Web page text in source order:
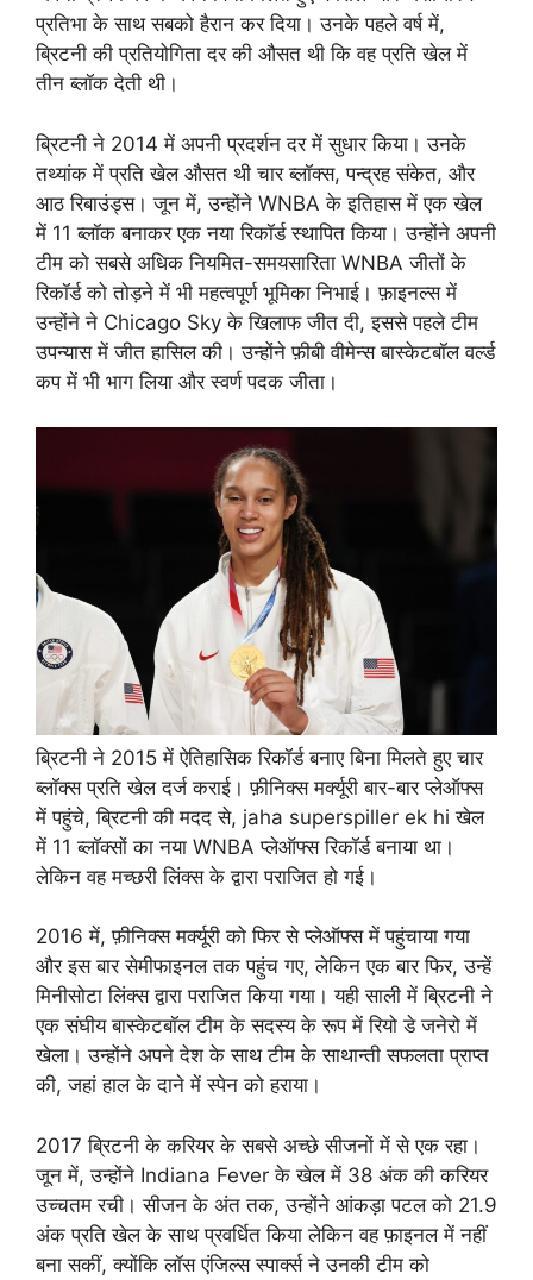
प्रतिभा के साथ सबको हैरान कर दिया। उनके पहले वर्ष में,
ब्रिटनी की प्रतियोगिता दर की औसत थी कि वह प्रति खेल में
तीन ब्लॉक देती थी।
ब्रिटनी ने 2014 में अपनी प्रदर्शन दर में सुधार किया। उनके
तथ्यांक में प्रति खेल औसत थी चार ब्लॉक्स, पन्द्रह संकेत, और
आठ रिबाउंड्स। जून में, उन्होंने WNBA के इतिहास में एक खेल
में 11 ब्लॉक बनाकर एक नया रिकॉर्ड स्थापित किया। उन्होंने अपनी
टीम को सबसे अधिक नियमित-समयसारिता WNBA जीतों के
रिकॉर्ड को तोड़ने में भी महत्वपूर्ण भूमिका निभाई। फ़ाइनल्स में
उन्होंने ने Chicago Sky के खिलाफ जीत दी, इससे पहले टीम
उपन्यास में जीत हासिल की। उन्होंने फ़ीबी वीमेन्स बास्केटबॉल वर्ल्ड
कप में भी भाग लिया और स्वर्ण पदक जीता।
ब्रिटनी ने 2015 में ऐतिहासिक रिकॉर्ड बनाए बिना मिलते हुए चार
ब्लॉक्स प्रति खेल दर्ज कराई। फ़ीनिक्स मर्क्यूरी बार-बार प्लेऑफ्स
में पहुंचे, ब्रिटनी की मदद से, jaha superspiller ek hi खेल
में 11 ब्लॉक्सों का नया WNBA प्लेऑफ्स रिकॉर्ड बनाया था।
लेकिन वह मच्छरी लिंक्स के द्वारा पराजित हो गई।
2016 में, फ़ीनिक्स मर्क्यूरी को फिर से प्लेऑफ्स में पहुंचाया गया
और इस बार सेमीफाइनल तक पहुंच गए, लेकिन एक बार फिर, उन्हें
मिनीसोटा लिंक्स द्वारा पराजित किया गया। यही साली में ब्रिटनी ने
एक संघीय बास्केटबॉल टीम के सदस्य के रूप में रियो डे जनेरो में
खेला। उन्होंने अपने देश के साथ टीम के साथान्ती सफलता प्राप्त
की, जहां हाल के दाने में स्पेन को हराया।
2017 ब्रिटनी के करियर के सबसे अच्छे सीजनों में से एक रहा।
जून में, उन्होंने Indiana Fever के खेल में 38 अंक की करियर
उच्चतम रची। सीजन के अंत तक, उन्होंने आंकड़ा पटल को 21.9
अंक प्रति खेल के साथ प्रवर्धित किया लेकिन वह फ़ाइनल में नहीं
बना सकीं, क्योंकि लॉस एंजिल्स स्पार्क्स ने उनकी टीम को